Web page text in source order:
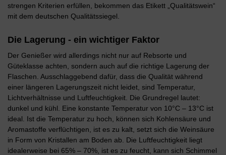
strengen Kriterien erfüllen, bekommen das Etikett „Qualitätswein“
mit dem deutschen Qualitätssiegel.
Die Lagerung - ein wichtiger Faktor
Der Genießer wird allerdings nicht nur auf Rebsorte und
Güteklasse achten, sondern auch auf die richtige Lagerung der
Flaschen. Ausschlaggebend dafür, dass die Qualität während
einer längeren Lagerungszeit nicht leidet, sind Temperatur,
Lichtverhältnisse und Luftfeuchtigkeit. Die Grundregel lautet:
dunkel und kühl. Eine konstante Temperatur von 10°C – 13°C ist
ideal. Ist die Temperatur zu hoch, können sich Kohlensäure und
Aromastoffe verflüchtigen, ist es zu kalt, setzt sich die Weinsäure
in Form von Kristallen am Boden ab. Die Luftfeuchtigkeit liegt
idealerweise bei 65% – 70%, ist es zu feucht, kann sich Schimmel